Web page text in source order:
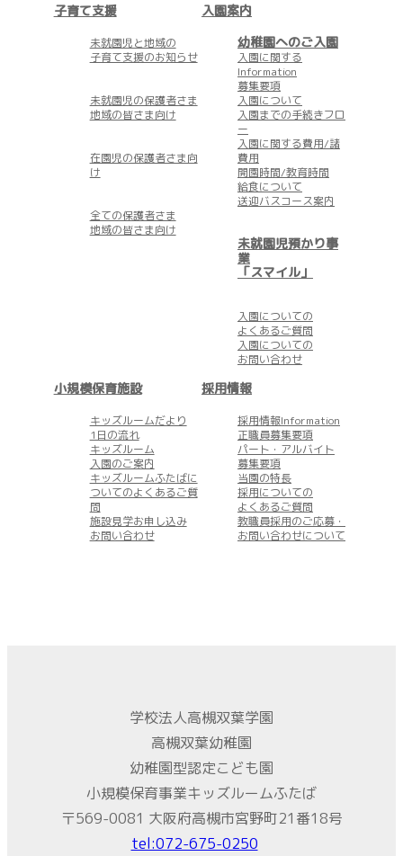
子育て支援
未就園児と地域の
子育て支援のお知らせ
未就園児の保護者さま
地域の皆さま向け
在園児の保護者さま向
け
全ての保護者さま
地域の皆さま向け
入園案内
幼稚園へのご入園
入園に関する
Information
募集要項
入園について
入園までの手続きフロ
ー
入園に関する費用/諸
費用
開園時間/教育時間
給食について
送迎バスコース案内
未就園児預かり事
業
「スマイル」
入園についての
よくあるご質問
入園についての
お問い合わせ
小規模保育施設
キッズルームだより
1日の流れ
キッズルーム
入園のご案内
キッズルームふたばに
ついてのよくあるご質
問
施設見学お申し込み
お問い合わせ
採用情報
採用情報Information
正職員募集要項
パート・アルバイト
募集要項
当園の特長
採用についての
よくあるご質問
教職員採用のご応募・
お問い合わせについて
学校法人高槻双葉学園
高槻双葉幼稚園
幼稚園型認定こども園
小規模保育事業キッズルームふたば
〒569-0081 大阪府高槻市宮野町21番18号
tel:072-675-0250